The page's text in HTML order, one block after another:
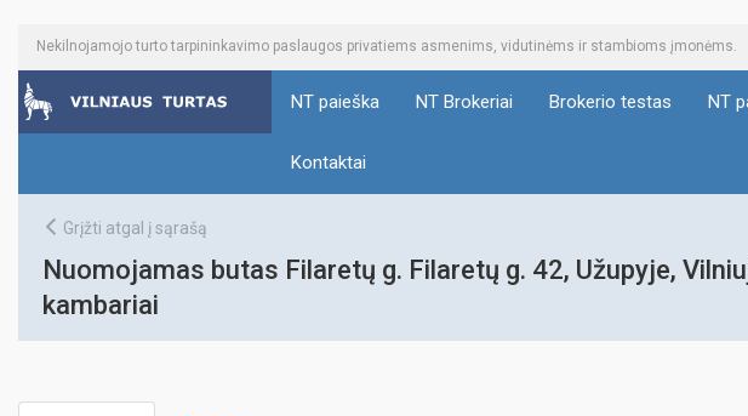
Nekilnojamojo turto tarpininkavimo paslaugos privatiems asmenims, vidutinėms ir stambioms įmonėms.
NT paieška NT Brokeriai Brokerio testas NT
Kontaktai
Grįžti atgal į sąrašą
Nuomojamas butas Filaretų g. Filaretų g. 42, Užupyje,
kambariai